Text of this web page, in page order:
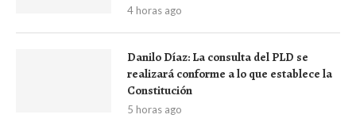
4 horas ago
Danilo Díaz: La consulta del PLD se
realizará conforme a lo que establece la
Constitución
5 horas ago